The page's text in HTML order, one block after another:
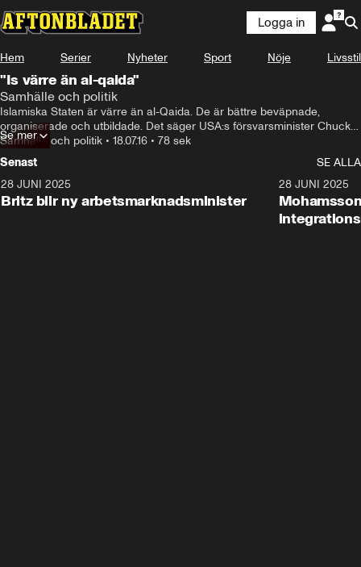
Logga in
Hem Serier Nyheter Sport Nöje Livsstil
"Is värre än al-qaida"
Samhälle och politik
Islamiska Staten är värre än al-Qaida. De är bättre beväpnade,
organiserade och utbildade. Det säger USA:s försvarsminister Chuck
Hagel som ser IS som ett allvarligt hot.
Samhälle och politik • 18.07.16 • 78 sek
Se mer
Senast
SE ALLA
28 JUNI 2025
Britz blir ny arbetsmarknadsminister
28 JUNI 2025